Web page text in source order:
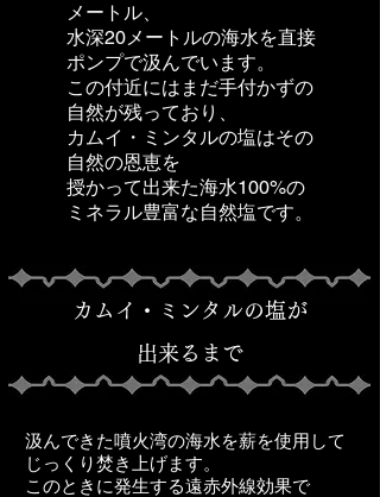
メートル、
水深20メートルの海水を直接
ポンプで汲んでいます。
この付近にはまだ手付かずの
自然が残っており、
カムイ・ミンタルの塩はその
自然の恩恵を
​授かって出来た海水100%の
ミネラル豊富な自然塩です。
カムイ・ミンタルの塩が
出来るまで
汲んできた噴火湾の海水を薪を使用して
じっくり焚き上げます。
このときに発生する遠赤外線効果で